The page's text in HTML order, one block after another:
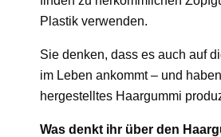
Plastik verwenden.
Sie denken, dass es auch auf
im Leben ankommt – und
hergestelltes Haargummi
Was denkt ihr über den